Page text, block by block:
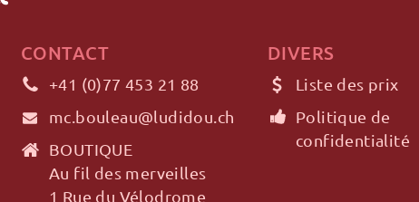
CONTACT
+41 (0)77 453 21 88
mc.bouleau@ludidou.ch
BOUTIQUE
Au fil des merveilles
1 Rue du Vélodrome
DIVERS
Liste des prix
Politique de
confidentialité